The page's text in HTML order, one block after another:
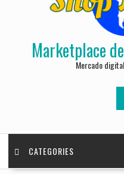
Marketplace
Mercado
CATEGORIES